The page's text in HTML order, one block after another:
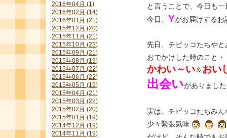
と言うことで、今日も
今日、 Yがお届けするお
先日、チビッコたちや
おでかけした時のこと・
かわい～い＆ おい
出会いがありまし
実は、チビッコたちみん
少々緊張気味
2016年04月 (1)
2016年02月 (14)
2016年01月 (21)
2015年12月 (20)
2015年11月 (21)
2015年10月 (23)
2015年09月 (21)
2015年08月 (19)
2015年07月 (22)
2015年06月 (22)
2015年05月 (19)
2015年04月 (21)
2015年03月 (22)
2015年02月 (20)
2015年01月 (19)
2014年12月 (19)
2014年11月 (19)